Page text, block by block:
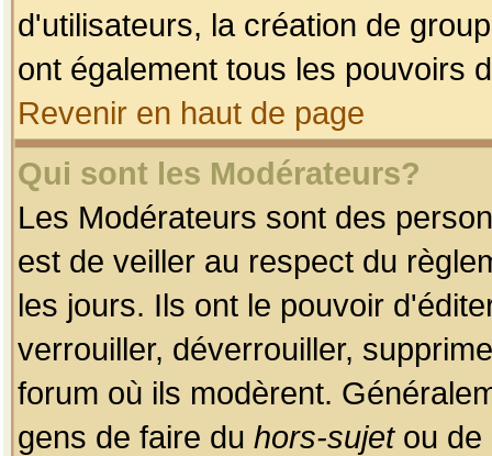
d'utilisateurs, la création de
ont également tous les pouvoirs
Revenir en haut de page
Qui sont les Modérateurs?
Les Modérateurs sont des
est de veiller au respect du
les jours. Ils ont le pouvoir
verrouiller, déverrouiller,
forum où ils modèrent.
gens de faire du hors-sujetou de